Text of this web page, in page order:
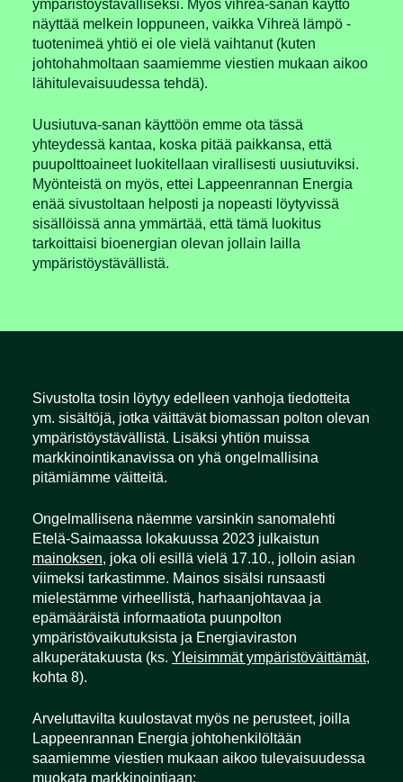
ympäristöystävälliseksi. Myös vihreä-sanan käyttö
näyttää melkein loppuneen, vaikka Vihreä lämpö -
tuotenimeä yhtiö ei ole vielä vaihtanut (kuten
johtohahmoltaan saamiemme viestien mukaan aikoo
lähitulevaisuudessa tehdä).
Uusiutuva-sanan käyttöön emme ota tässä
yhteydessä kantaa, koska pitää paikkansa, että
puupolttoaineet luokitellaan virallisesti uusiutuviksi.
Myönteistä on myös, ettei Lappeenrannan Energia
enää sivustoltaan helposti ja nopeasti löytyvissä
sisällöissä anna ymmärtää, että tämä luokitus
tarkoittaisi bioenergian olevan jollain lailla
ympäristöystävällistä.
Sivustolta tosin löytyy edelleen vanhoja tiedotteita
ym. sisältöjä, jotka väittävät biomassan polton olevan
ympäristöystävällistä. Lisäksi yhtiön muissa
markkinointikanavissa on yhä ongelmallisina
pitämiämme väitteitä.
Ongelmallisena näemme varsinkin sanomalehti
Etelä-Saimaassa lokakuussa 2023 julkaistun
mainoksen, joka oli esillä vielä 17.10., jolloin asian
viimeksi tarkastimme. Mainos sisälsi runsaasti
mielestämme virheellistä, harhaanjohtavaa ja
epämääräistä informaatiota puunpolton
ympäristövaikutuksista ja Energiaviraston
alkuperätakuusta (ks. Yleisimmät ympäristöväittämät,
kohta 8).
Arveluttavilta kuulostavat myös ne perusteet, joilla
Lappeenrannan Energia johtohenkilöltään
saamiemme viestien mukaan aikoo tulevaisuudessa
muokata markkinointiaan: